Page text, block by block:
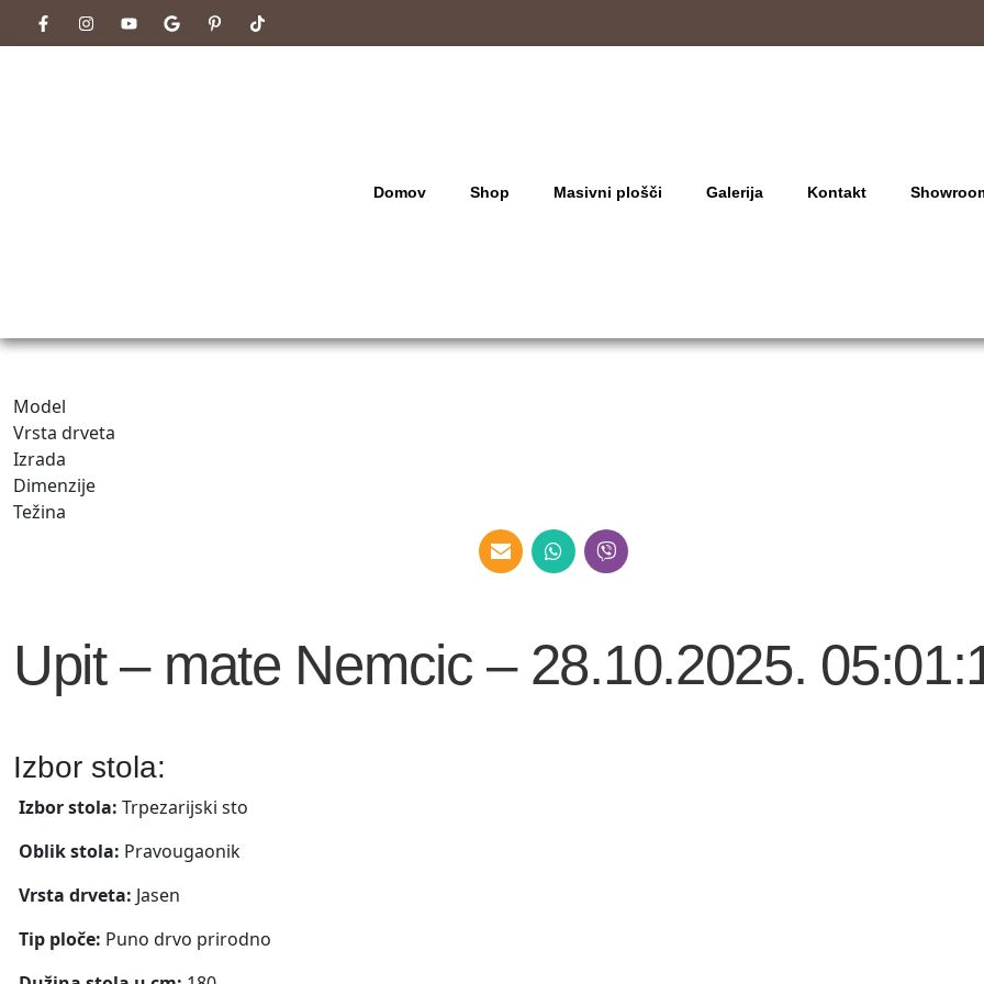
Domov Shop Masivni plošči Galerija Kontakt
Model
Vrsta drveta
Izrada
Dimenzije
Težina
Upit – mate Nemcic – 28.10.2025.
Izbor stola:
Izbor stola: Trpezarijski sto
Oblik stola: Pravougaonik
Vrsta drveta: Jasen
Tip ploče: Puno drvo prirodno